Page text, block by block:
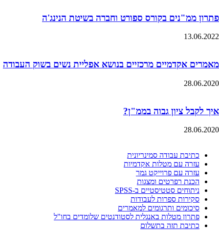
פתרון ממ"נים בקורס ספורט וחברה בשיטת הנינג'ה
13.06.2022
מאמרים אקדמיים מרכזיים בנושא אפליית נשים בשוק העבודה
28.06.2020
איך לקבל ציון גבוה בממ"ן?
28.06.2020
כתיבת עבודה סמינריונית
עזרה עם מטלות אקדמיות
עזרה עם פרוייקט גמר
הכנת רפרטים ומצגות
ניתוחים סטטיסטיים ב-SPSS
סקירות ספרות לעבודות
סיכומים ותרגומים למאמרים
פתרון מטלות באנגלית לסטודנטים שלומדים בחו"ל
כתיבת תזה בתשלום